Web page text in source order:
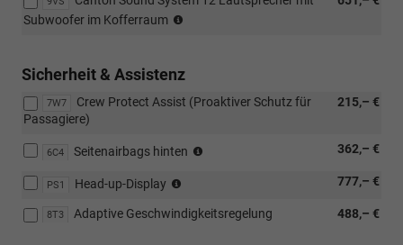
Subwoofer im Kofferraum
PTB/PTC/PAP/PAW
Sicherheit & Assistenz
7W7 215,– €
Crew Protect Assist (Proaktiver Schutz für
Passagiere)
6C4 362,– €
Seitenairbags hinten
PS1 777,– €
Head-up-Display
PAW/PAP
8T3 488,– €
Adaptive Geschwindigkeitsregelung